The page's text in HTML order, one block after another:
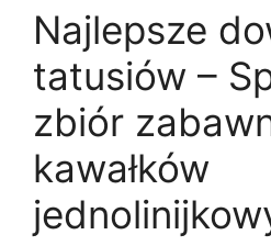
Najlepsze
tatusiów –
zbiór
kawałków